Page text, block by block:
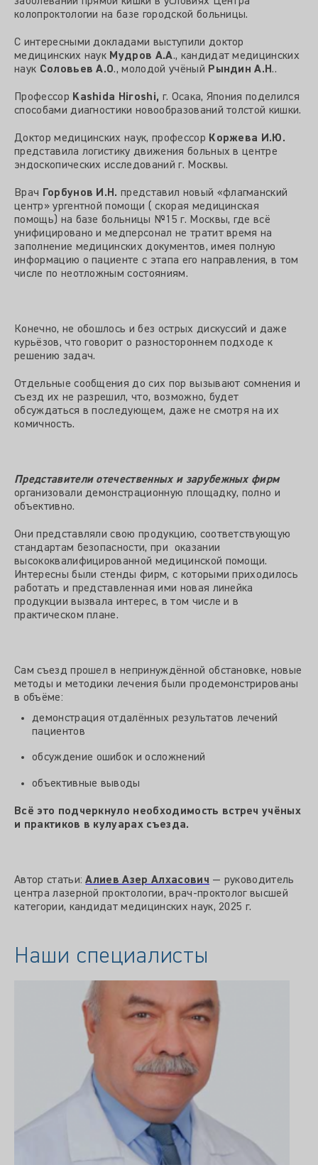
колопроктологии на базе городской больницы.
С интересными докладами выступили доктор
медицинских наук Мудров А.А., кандидат медицинских
наук Соловьев А.О., молодой учёный Рындин А.Н..
Профессор Kashida Hiroshi, г. Осака, Япония поделился
способами диагностики новообразований толстой кишки.
Доктор медицинских наук, профессор Коржева И.Ю.
представила логистику движения больных в центре
эндоскопических исследований г. Москвы.
Врач Горбунов И.Н. представил новый «флагманский
центр» ургентной помощи ( скорая медицинская
помощь) на базе больницы №15 г. Москвы, где всё
унифицировано и медперсонал не тратит время на
заполнение медицинских документов, имея полную
информацию о пациенте с этапа его направления, в том
числе по неотложным состояниям.
Конечно, не обошлось и без острых дискуссий и даже
курьёзов, что говорит о разностороннем подходе к
решению задач.
Отдельные сообщения до сих пор вызывают сомнения и
съезд их не разрешил, что, возможно, будет
обсуждаться в последующем, даже не смотря на их
комичность.
Представители отечественных и зарубежных фирм
организовали демонстрационную площадку, полно и
объективно.
Они представляли свою продукцию, соответствующую
стандартам безопасности, при оказании
высококвалифицированной медицинской помощи.
Интересны были стенды фирм, с которыми приходилось
работать и представленная ими новая линейка
продукции вызвала интерес, в том числе и в
практическом плане.
Сам съезд прошел в непринуждённой обстановке, новые
методы и методики лечения были продемонстрированы
в объёме:
демонстрация отдалённых результатов лечений
пациентов
обсуждение ошибок и осложнений
объективные выводы
Всё это подчеркнуло необходимость встреч учёных
и практиков в кулуарах съезда.
Автор статьи:Алиев Азер Алхасович — руководитель
центра лазерной проктологии, врач-проктолог высшей
категории, кандидат медицинских наук, 2025 г.
Наши специалисты